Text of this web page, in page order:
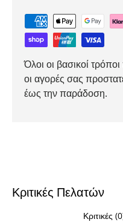
Όλοι οι βασικοί
οι αγορές σας
έως την παράδοση.
Κριτικές Πελατών
Κριτικές